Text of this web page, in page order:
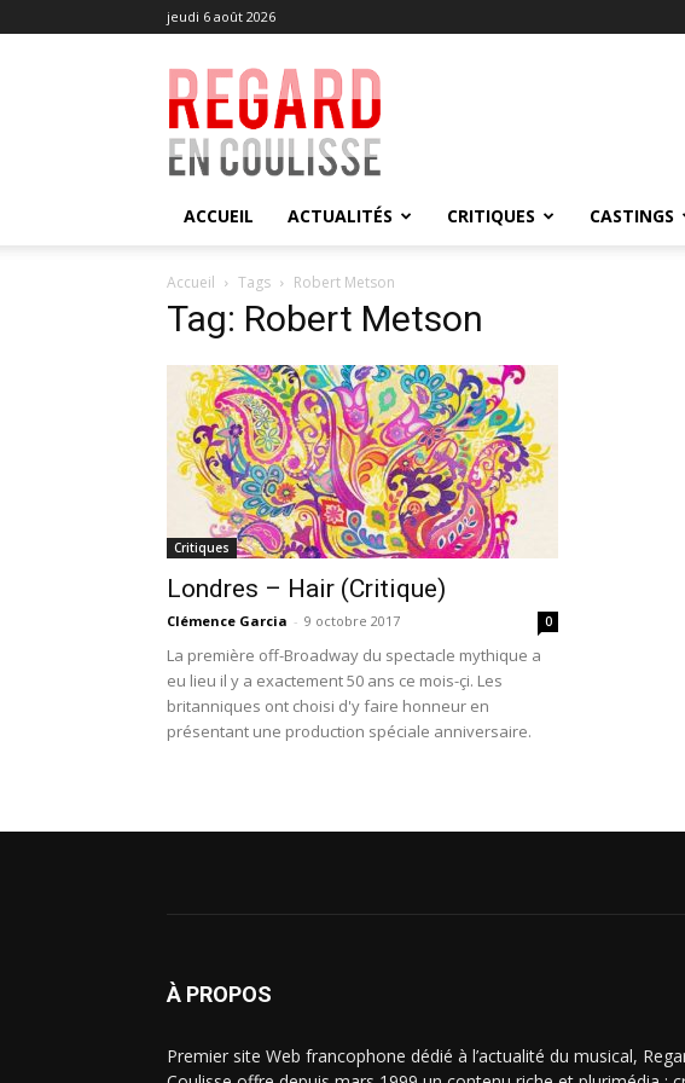
jeudi 6 août 2026
Regard
en
Coulisse
ACCUEIL ACTUALITÉS CRITIQUES CASTINGS
Accueil Tags Robert Metson
Tag: Robert Metson
Critiques
Londres – Hair (Critique)
Clémence Garcia - 9 octobre 2017 0
La première off-Broadway du spectacle mythique a
eu lieu il y a exactement 50 ans ce mois-çi. Les
britanniques ont choisi d'y faire honneur en
présentant une production spéciale anniversaire.
À PROPOS
Premier site Web francophone dédié à l’actualité du musical,